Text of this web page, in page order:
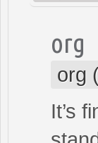
org
org
It’s